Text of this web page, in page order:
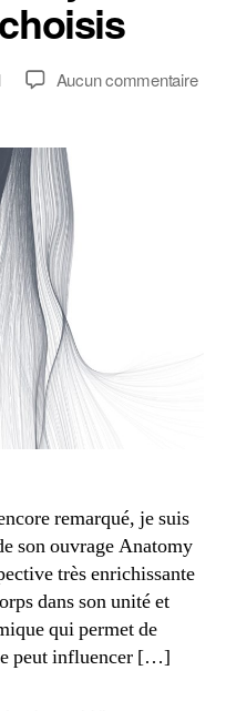
Aucun commentairesur
remarqué, je suis
son ouvrage Anatomy
très enrichissante
dans son unité et
qui permet de
peut influencer […]